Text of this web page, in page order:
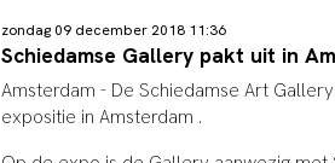
zondag 09 december 2018 11:36
Schiedamse Gallery pakt uit in
Amsterdam - De Schiedamse Art
expositie in Amsterdam .